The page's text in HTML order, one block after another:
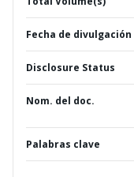
Fecha de divulgación
Disclosure Status
Nom. del doc.
Palabras clave